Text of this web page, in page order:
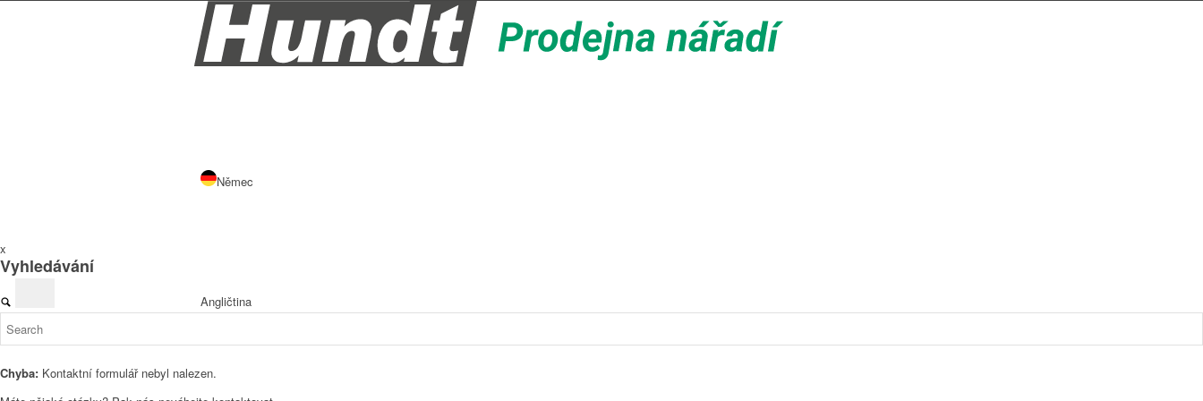
Němec
Angličtina
x
Vyhledávání
Chyba: Kontaktní formulář nebyl nalezen.